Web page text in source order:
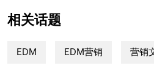
相关话题
EDM EDM营销 营销